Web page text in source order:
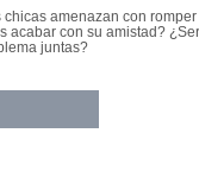
chicas amenazan con
acabar con su amistad?
juntas?